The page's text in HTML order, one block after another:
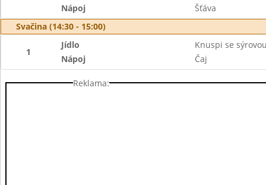
Nápoj
Šťáva
Svačina (14:30 - 15:00)
1
Jídlo
Knuspi se
Nápoj
Čaj
Reklama: